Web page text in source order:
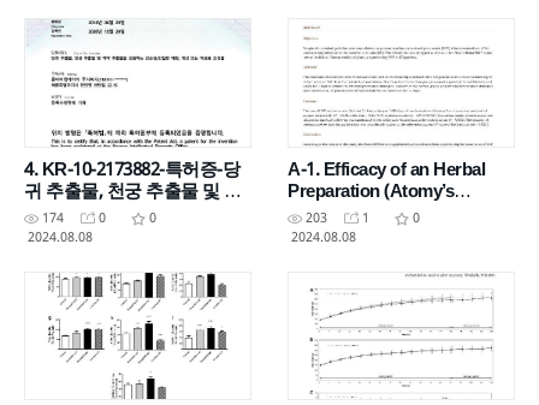
4. KR-10-2173882-특허증-당
귀 추출물, 천궁 추출물 및 작
약 추출물을 포함하는 간손상,
간질환 예방, 개선 또는 치료
174 0
0
2024.08.08
A-1. Efficacy of an Herbal
Preparation (Atomy’s
HemoHIM®) against
Ventilator-associated
203 1
0
2024.08.08